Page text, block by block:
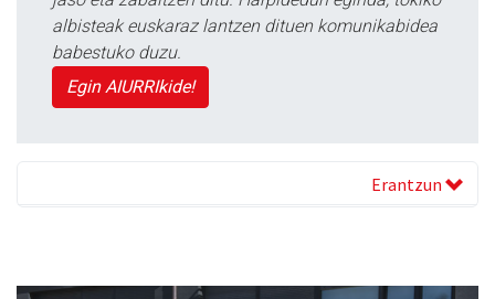
albisteak euskaraz lantzen dituen komunikabidea
babestuko duzu.
Egin AIURRIkide!
Erantzun